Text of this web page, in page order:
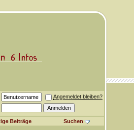
Angemeldet bleiben?
Beiträge Suchen